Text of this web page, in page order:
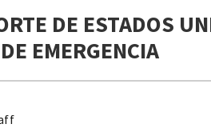
DE ESTADOS
EMERGENCIA